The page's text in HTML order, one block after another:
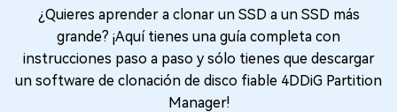
¿Quieres aprender a clonar un SSD a un SSD más
grande? ¡Aquí tienes una guía completa con
instrucciones paso a paso y sólo tienes que descargar
un software de clonación de disco fiable 4DDiG Partition
Manager!